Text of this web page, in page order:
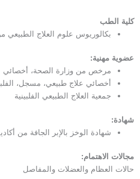
كلية الطب
بكالوريوس علوم العلاج الطبيعي
عضوية مهنية:
مرخص من وزارة الصحة، أخصائي
أخصائي علاج طبيعي، مسجل،
جمعية العلاج الطبيعي الفلبينية
شهادة:
شهادة الوخز بالإبر الجافة من
مجالات الاهتمام:
حالات العظام والعضلات والمفاصل